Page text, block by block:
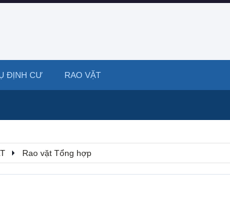
Rao vặt Tổng hợp
ĐỊNH CƯ RAO VẶT